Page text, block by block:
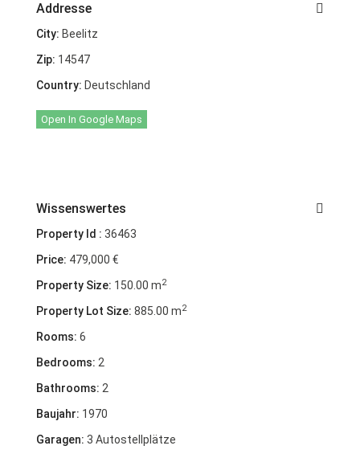
Addresse
City: Beelitz
Zip: 14547
Country: Deutschland
Open In Google Maps
Wissenswertes
Property Id : 36463
Price: 479,000 €
Property Size: 150.00 m2
Property Lot Size: 885.00 m2
Rooms: 6
Bedrooms: 2
Bathrooms: 2
Baujahr: 1970
Garagen: 3 Autostellplätze